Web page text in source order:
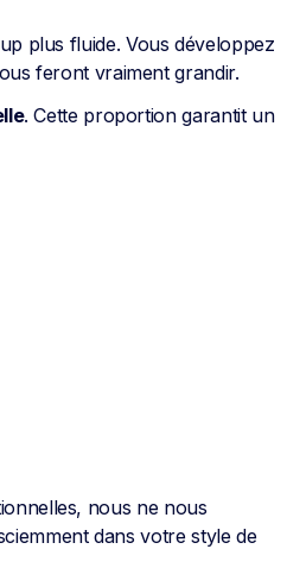
plus fluide. Vous développez
feront vraiment grandir.
. Cette proportion garantit un
nous ne nous
dans votre style de